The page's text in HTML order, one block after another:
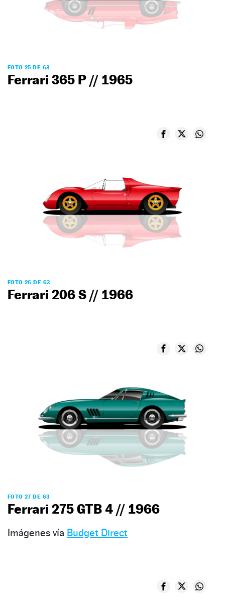
FOTO 25 DE 63
Ferrari 365 P // 1965
FOTO 26 DE 63
Ferrari 206 S // 1966
FOTO 27 DE 63
Ferrari 275 GTB 4 // 1966
Imágenes vía Budget Direct